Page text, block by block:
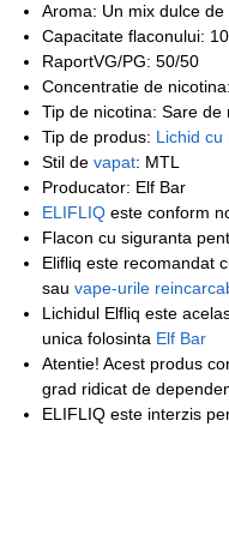
Aroma: Un mix dulce de
Capacitate flaconului:
RaportVG/PG: 50/50
Concentratie de
Tip de nicotina: Sare de
Tip de produs: Lichid cu
Stil de vapat: MTL
Producator: Elf Bar
ELIFLIQ este conform
Flacon cu siguranta
Elifliq este recomandat
sau vape-urile
Lichidul Elfliq este
unica folosinta Elf Bar
Atentie! Acest produs
grad ridicat de
ELIFLIQ este interzis